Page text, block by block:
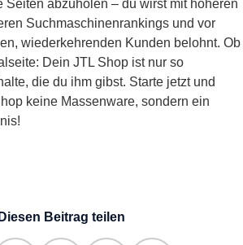
Seiten abzuholen – du wirst mit höheren
Suchmaschinenrankings und vor
wiederkehrenden Kunden belohnt. Ob
Dein JTL Shop ist nur so
die du ihm gibst. Starte jetzt und
keine Massenware, sondern ein
Diesen Beitrag teilen